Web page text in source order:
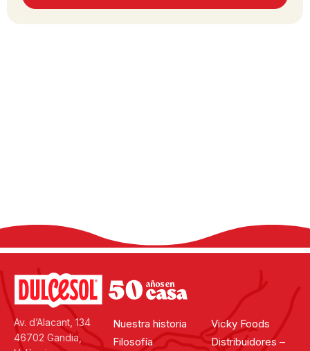
Av. d’Alacant, 134
46702 Gandia,
Nuestra historia
Filosofía
Vicky Foods
Distribuidores –